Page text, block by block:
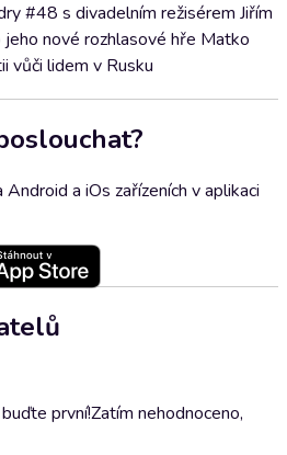
#48 s divadelním režisérem Jiřím
nové rozhlasové hře Matko
vůči lidem v Rusku
a iOs zařízeních v aplikaci
první!Zatím nehodnoceno,